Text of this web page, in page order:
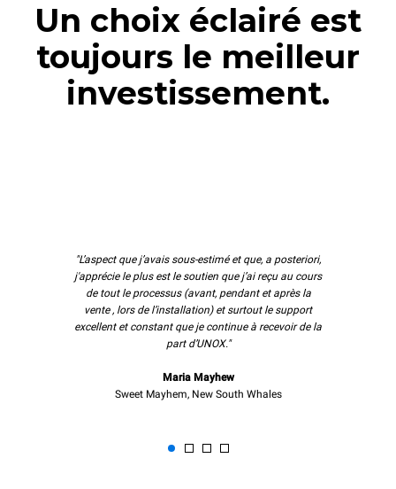
Un choix éclairé est
toujours le meilleur
investissement.
"L’aspect que j’avais sous-estimé et que, a posteriori,
j'apprécie le plus est le soutien que j’ai reçu au cours
de tout le processus (avant, pendant et après la
vente , lors de l’installation) et surtout le support
excellent et constant que je continue à recevoir de la
part d’UNOX."
Maria Mayhew
Sweet Mayhem, New South Whales